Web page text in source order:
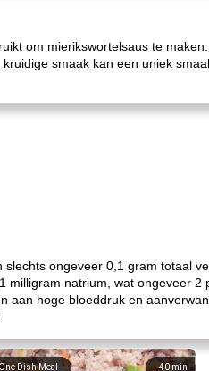
om mierikswortelsaus te
smaak kan een uniek
ongeveer 0,1 gram totaal
natrium, wat ongeveer 2
aan hoge bloeddruk en
40min
One Dish Meal